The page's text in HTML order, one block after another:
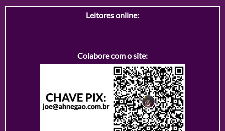
Leitores online:
Colabore com o site: